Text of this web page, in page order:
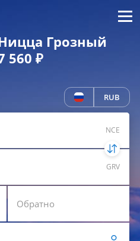
Меню
Грозный
560 ₽
RUB
NCE
GRV